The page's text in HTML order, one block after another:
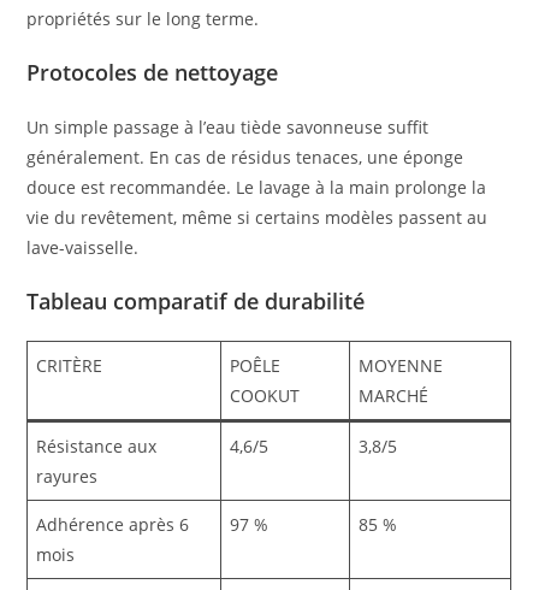
propriétés sur le long terme.
Protocoles de nettoyage
Un simple passage à l’eau tiède savonneuse suffit
généralement. En cas de résidus tenaces, une éponge
douce est recommandée. Le lavage à la main prolonge la
vie du revêtement, même si certains modèles passent au
lave-vaisselle.
Tableau comparatif de durabilité
CRITÈRE
POÊLE
COOKUT
MOYENNE
MARCHÉ
Résistance aux
rayures
4,6/5 3,8/5
Adhérence après 6
mois
97 % 85 %